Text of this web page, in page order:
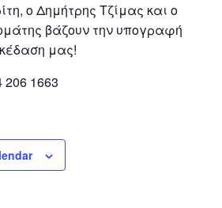
ο Δημήτρης Τζίμας και ο
βάζουν την υπογραφή
μας!
206 1663